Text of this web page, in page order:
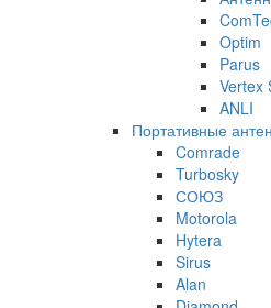
Optim
Parus
Vertex
ANLI
Портативные
Comrade
Turbosky
СОЮЗ
Motorola
Hytera
Sirus
Alan